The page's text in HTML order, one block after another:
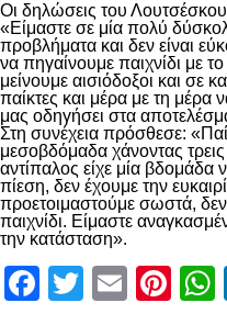
Οι δηλώσεις του
«Είμαστε σε μία πολύ
προβλήματα και δεν είναι
να πηγαίνουμε παιχνίδι με
μείνουμε αισιόδοξοι και σε
παίκτες και μέρα με τη μέρα
μας οδηγήσει στα
Στη συνέχεια πρόσθεσε:
μεσοβδόμαδα χάνοντας τρεις
αντίπαλος είχε μία βδομάδα
πίεση, δεν έχουμε την
προετοιμαστούμε σωστά,
παιχνίδι. Είμαστε
την κατάσταση».
Facebook
Twitter
Email